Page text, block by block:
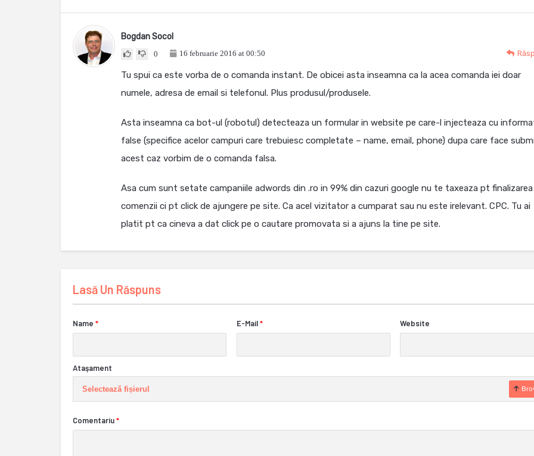
Bogdan Socol
0 16 februarie 2016 at 00:50
Tu spui ca este vorba de o comanda instant. De obicei asta inseamna ca la acea comanda iei doar
numele, adresa de email si telefonul. Plus produsul/produsele.
Asta inseamna ca bot-ul (robotul) detecteaza un formular in website pe care-l injecteaza cu
false (specifice acelor campuri care trebuiesc completate – name, email, phone) dupa care face
acest caz vorbim de o comanda falsa.
Asa cum sunt setate campaniile adwords din .ro in 99% din cazuri google nu te taxeaza pt finalizarea
comenzii ci pt click de ajungere pe site. Ca acel vizitator a cumparat sau nu este irelevant. CPC. Tu ai
platit pt ca cineva a dat click pe o cautare promovata si a ajuns la tine pe site.
Lasă Un Răspuns
Name * E-Mail * Website
Ataşament
Selectează fișierul
Comentariu*